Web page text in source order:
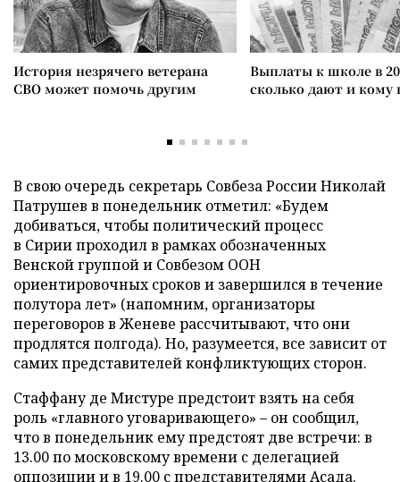
История незрячего ветерана
СВО может помочь другим
Выплаты к школе в
сколько дают и
В свою очередь секретарь Совбеза России Николай
Патрушев в понедельник отметил: «Будем
добиваться, чтобы политический процесс
в Сирии проходил в рамках обозначенных
Венской группой и Совбезом ООН
ориентировочных сроков и завершился в течение
полутора лет» (напомним, организаторы
переговоров в Женеве рассчитывают, что они
продлятся полгода). Но, разумеется, все зависит от
самих представителей конфликтующих сторон.
Стаффану де Мистуре предстоит взять на себя
роль «главного уговаривающего» – он сообщил,
что в понедельник ему предстоят две встречи: в
13.00 по московскому времени с делегацией
оппозиции и в 19.00 с представителями Асада.